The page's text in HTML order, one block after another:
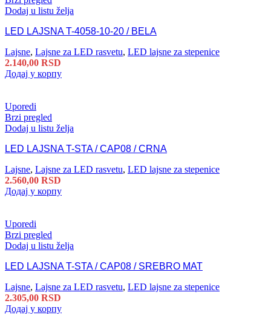
Dodaj u listu želja
LED LAJSNA T-4058-10-20 / BELA
Lajsne, Lajsne za LED rasvetu, LED lajsne za stepenice
2.140,00 RSD
Додај у корпу
Uporedi
Brzi pregled
Dodaj u listu želja
LED LAJSNA T-STA / CAP08 / CRNA
Lajsne, Lajsne za LED rasvetu, LED lajsne za stepenice
2.560,00 RSD
Додај у корпу
Uporedi
Brzi pregled
Dodaj u listu želja
LED LAJSNA T-STA / CAP08 / SREBRO MAT
Lajsne, Lajsne za LED rasvetu, LED lajsne za stepenice
2.305,00 RSD
Додај у корпу